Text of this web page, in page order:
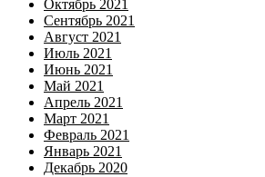
Октябрь 2021
Сентябрь 2021
Август 2021
Июль 2021
Июнь 2021
Май 2021
Апрель 2021
Март 2021
Февраль 2021
Январь 2021
Декабрь 2020